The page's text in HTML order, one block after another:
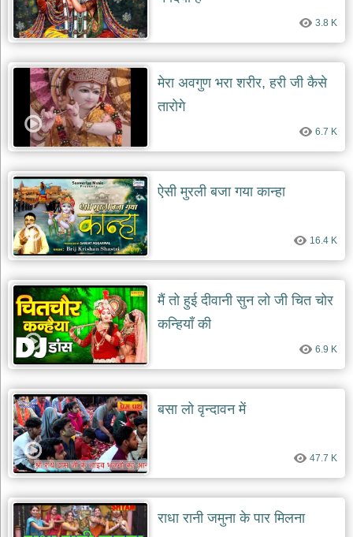
3.8 K
मेरा अवगुण भरा शरीर, हरी जी कैसे
तारोगे
6.7 K
ऐसी मुरली बजा गया कान्हा
16.4 K
मैं तो हुई दीवानी सुन लो जी चित चोर
कन्हियाँ की
6.9 K
बसा लो वृन्दावन में
47.7 K
राधा रानी जमुना के पार मिलना